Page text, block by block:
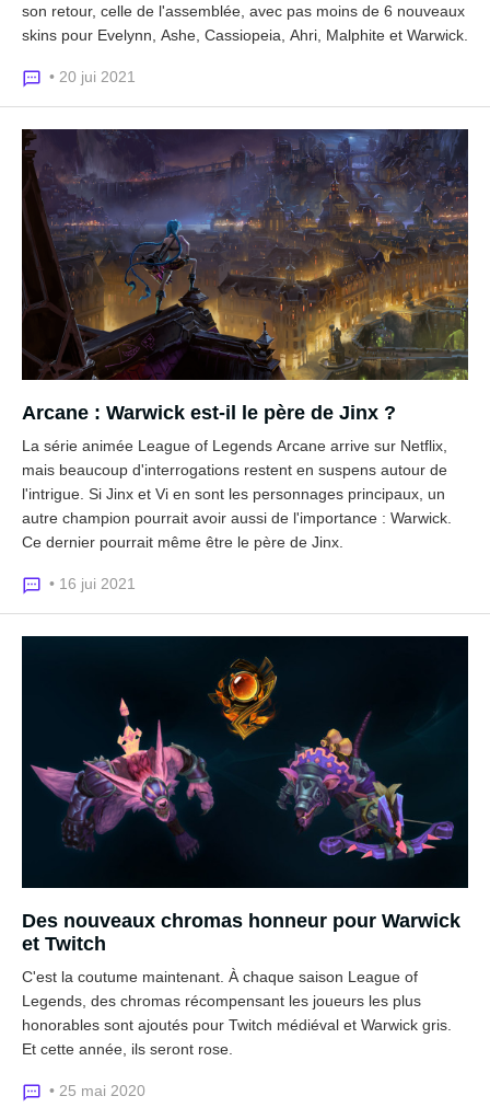
son retour, celle de l'assemblée, avec pas moins de 6 nouveaux
skins pour Evelynn, Ashe, Cassiopeia, Ahri, Malphite et Warwick.
• 20 jui 2021
Arcane : Warwick est-il le père de Jinx ?
La série animée League of Legends Arcane arrive sur Netflix,
mais beaucoup d'interrogations restent en suspens autour de
l'intrigue. Si Jinx et Vi en sont les personnages principaux, un
autre champion pourrait avoir aussi de l'importance : Warwick.
Ce dernier pourrait même être le père de Jinx.
• 16 jui 2021
Des nouveaux chromas honneur pour Warwick
et Twitch
C'est la coutume maintenant. À chaque saison League of
Legends, des chromas récompensant les joueurs les plus
honorables sont ajoutés pour Twitch médiéval et Warwick gris.
Et cette année, ils seront rose.
• 25 mai 2020